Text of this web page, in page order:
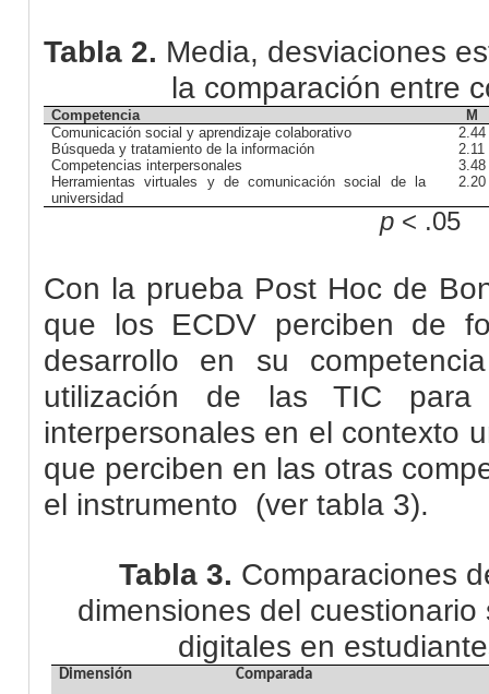
Tabla 2. Media, desviaciones
la comparación entre
Competencia
M
Comunicación social y aprendizaje colaborativo
2.44
Búsqueda y tratamiento de la información
2.11
Competencias interpersonales
3.48
Herramientas virtuales y de comunicación social de la
universidad
2.20
p < .05
Con la prueba Post Hoc de
que los ECDV perciben de
desarrollo en su
utilización de las TIC para
interpersonales en el contexto
que perciben en las otras
el instrumento (ver tabla 3).
Tabla 3. Comparaciones
dimensiones del
digitales en
Dimensión Comparada